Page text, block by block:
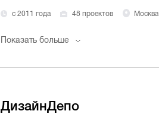
с 2011 года 48 проектов Москва
Показать больше
ДизайнДепо